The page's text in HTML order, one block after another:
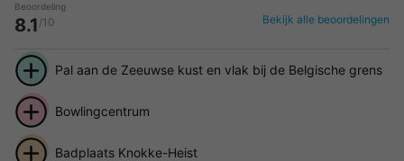
Beoordeling
8.1 /10 Bekijk alle beoordelingen
Pal aan de Zeeuwse kust en vlak bij de Belgische grens
Bowlingcentrum
Badplaats Knokke-Heist